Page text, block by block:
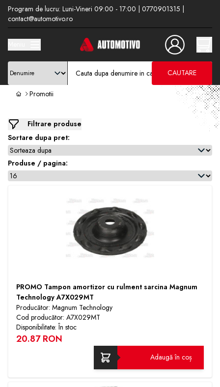
Program de lucru: Luni-Vineri 09:00 - 17:00 | 0770901315 |
contact@automotivo.ro
CAUTARE
Promotii
Filtrare produse
Sortare dupa pret:
Produse / pagina:
PROMO Tampon amortizor cu rulment sarcina Magnum
Technology A7X029MT
Producător: Magnum Technology
Cod producător: A7X029MT
Disponibilitate: În stoc
20.87 RON
Adaugă în coș